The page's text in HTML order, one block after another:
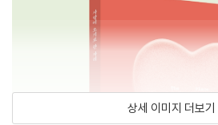
상세 이미지 더보기